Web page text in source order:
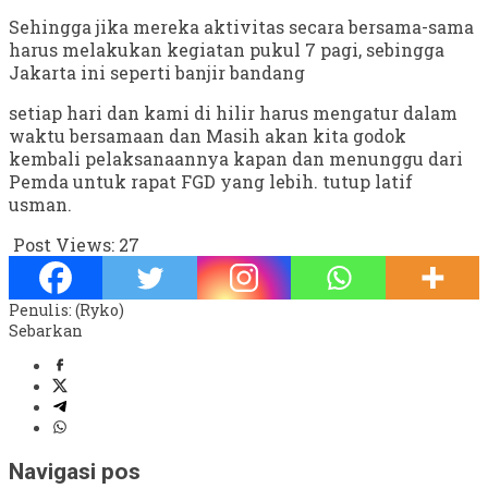
Sehingga jika mereka aktivitas secara bersama-sama
harus melakukan kegiatan pukul 7 pagi, sebingga
Jakarta ini seperti banjir bandang
setiap hari dan kami di hilir harus mengatur dalam
waktu bersamaan dan Masih akan kita godok
kembali pelaksanaannya kapan dan menunggu dari
Pemda untuk rapat FGD yang lebih. tutup latif
usman.
Post Views: 27
Penulis: (Ryko)
Sebarkan
Navigasi pos